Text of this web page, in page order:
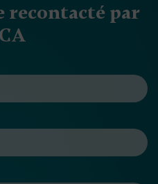
recontacté par